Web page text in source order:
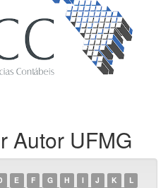
Autor UFMG
E F G H I J K
L